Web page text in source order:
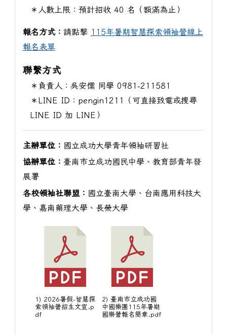
＊人數上限：預計招收 40 名（額滿為止）
報名方式： 請點擊 115年暑期智慧探索領袖營線上
報名表單
聯繫方式
＊負責人：吳安儒 同學 0981-211581
＊LINE ID：pengin1211（可直接致電或搜尋
LINE ID 加 LINE）
主辦單位： 國立成功大學青年領袖研習社
協辦單位： 臺南市立成功國民中學、教育部青年發
展署
各校領袖社聯盟： 國立臺南大學、台南應用科技大
學、嘉南藥理大學、長榮大學
1) 2026暑假-智慧探
索領袖營招生文宣.p
df
2) 臺南市立成功國
中國樂團115年暑期
國樂營報名簡章.pdf